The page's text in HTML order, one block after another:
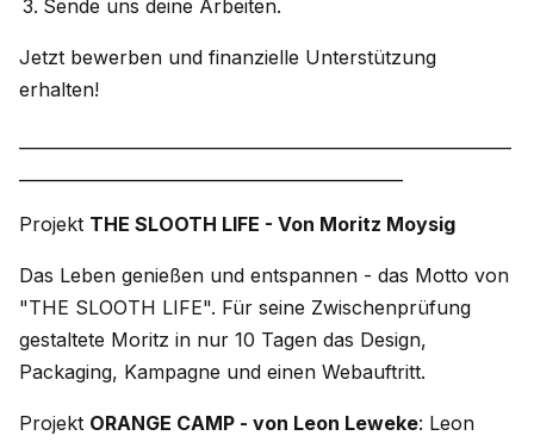
Sende uns deine Arbeiten.
Jetzt bewerben und finanzielle Unterstützung
erhalten!
Projekt THE SLOOTH LIFE - Von Moritz Moysig
Das Leben genießen und entspannen - das Motto von
"THE SLOOTH LIFE". Für seine Zwischenprüfung
gestaltete Moritz in nur 10 Tagen das Design,
Packaging, Kampagne und einen Webauftritt.
Projekt ORANGE CAMP - von Leon Leweke: Leon